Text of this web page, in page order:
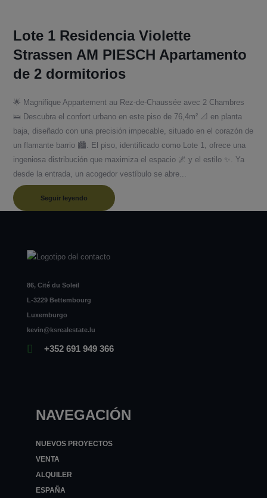
Lote 1 Residencia Violette
Strassen AM PIESCH Apartamento
de 2 dormitorios
🌟 Magnifique Appartement au Rez-de-Chaussée avec 2 Chambres
🛌 Descubra el confort urbano en este piso de 76,4m² 📐 en planta
baja, diseñado con una precisión impecable, situado en el corazón de
un flamante barrio 🏙️. El piso, identificado como Lote 1, ofrece una
ingeniosa distribución que maximiza el espacio 🌌 y el estilo ✨. Ya
desde la entrada, un acogedor vestíbulo se abre...
Seguir leyendo
86, Cité du Soleil
L-3229 Bettembourg
Luxemburgo
kevin@ksrealestate.lu
+352 691 949 366
NAVEGACIÓN
NUEVOS PROYECTOS
VENTA
ALQUILER
ESPAÑA